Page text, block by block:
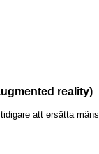
reality)
att ersätta